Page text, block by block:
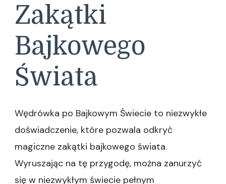
Zakątki
Bajkowego
Świata
Wędrówka po Bajkowym Świecie to niezwykłe
doświadczenie, które pozwala odkryć
magiczne zakątki bajkowego świata.
Wyruszając na tę przygodę, można zanurzyć
się w niezwykłym świecie pełnym